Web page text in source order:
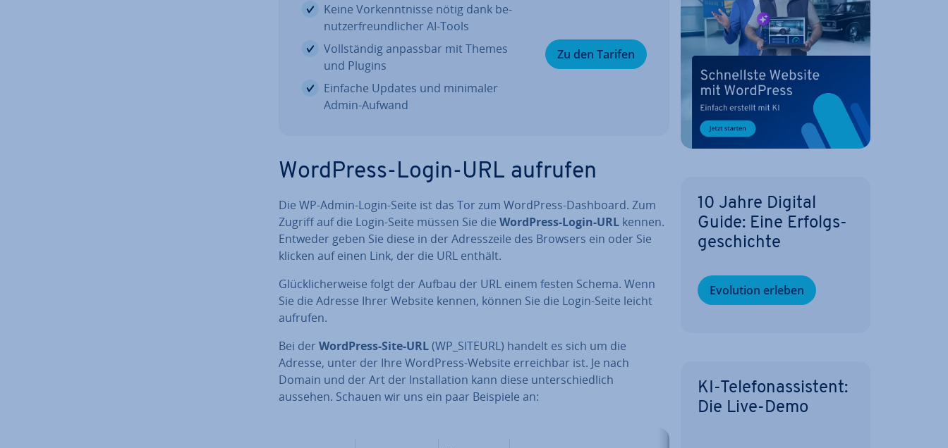
Keine Vor­kennt­nis­se nötig dank be­
nut­zer­freund­li­cher AI-Tools
Voll­stän­dig anpassbar mit Themes
und Plugins
Einfache Updates und minimaler
Admin-Aufwand
Zu den Tarifen
WordPress-Login-URL aufrufen
Die WP-Admin-Login-Seite ist das Tor zum WordPress-Dashboard. Zum
Zugriff auf die Login-Seite müssen Sie die WordPress-Login-URL kennen.
Entweder geben Sie diese in der Adress­zei­le des Browsers ein oder Sie
klicken auf einen Link, der die URL enthält.
Glück­li­cher­wei­se folgt der Aufbau der URL einem festen Schema. Wenn
Sie die Adresse Ihrer Website kennen, können Sie die Login-Seite leicht
aufrufen.
Bei der WordPress-Site-URL(WP_SITEURL) handelt es sich um die
Adresse, unter der Ihre WordPress-Website er­reich­bar ist. Je nach
Domain und der Art der In­stal­la­ti­on kann diese un­ter­schied­lich
aussehen. Schauen wir uns ein paar Beispiele an:
10 Jahre Digital
Guide: Eine Er­folgs­
ge­schich­te
Evolution erleben
KI-Te­le­fon­as­sis­tent:
Die Live-Demo